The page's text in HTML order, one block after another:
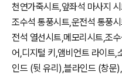
천연가죽시트,앞좌석 마사지
조수석 통풍시트,운전석 통풍
전석 열선시트,메모리시트,조
어,디지털 키,앰비언트 라이트,
인드 (뒷 유리),블라인드 (창문